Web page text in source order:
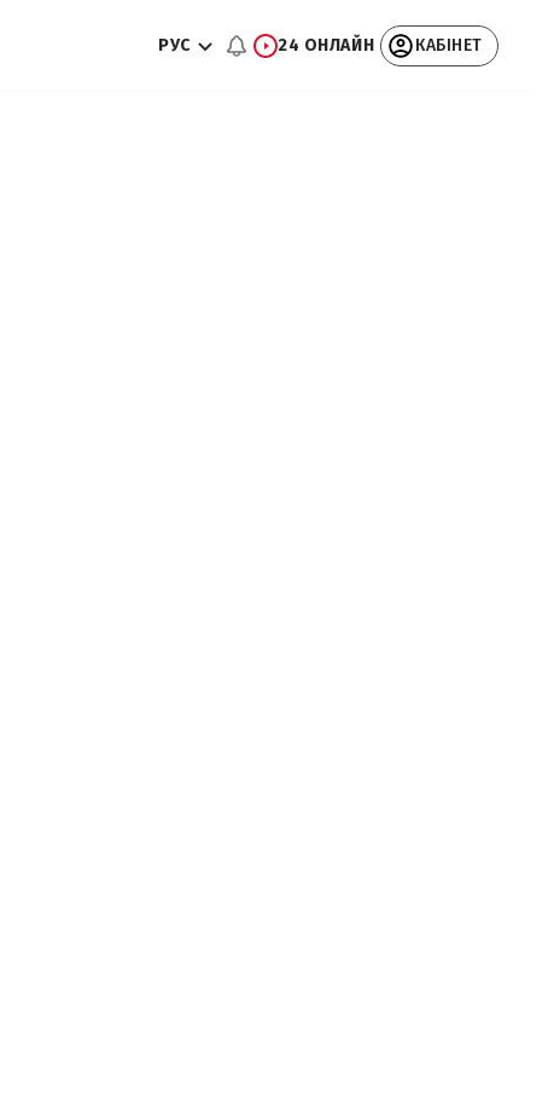
РУС 24 ОНЛАЙН КАБІНЕТ